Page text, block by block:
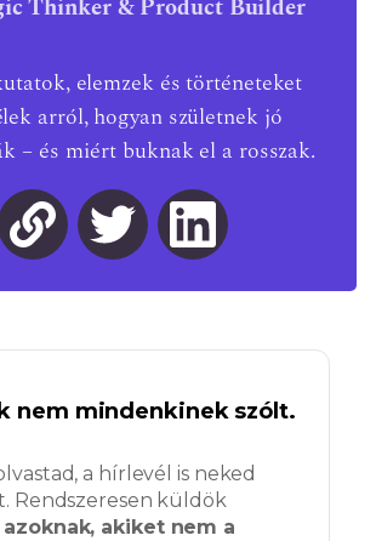
Thinker & Product Builder
elemzek és történeteket
arról, hogyan születnek jó
– és miért buknak el a rosszak.
nem mindenkinek szólt.
a hírlevél is neked
Rendszeresen küldök
azoknak, akiket nem a